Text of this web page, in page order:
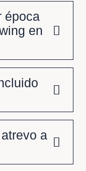
época
en
a